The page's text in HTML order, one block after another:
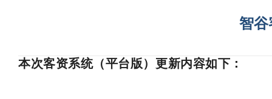
智谷
本次客资系统（平台版）更新内容如下：